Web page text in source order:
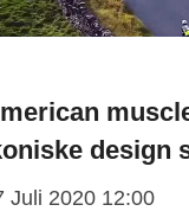
design
Juli 2020 12:00